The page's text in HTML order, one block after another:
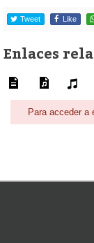
Tweet Like
Enlaces
Para acceder a